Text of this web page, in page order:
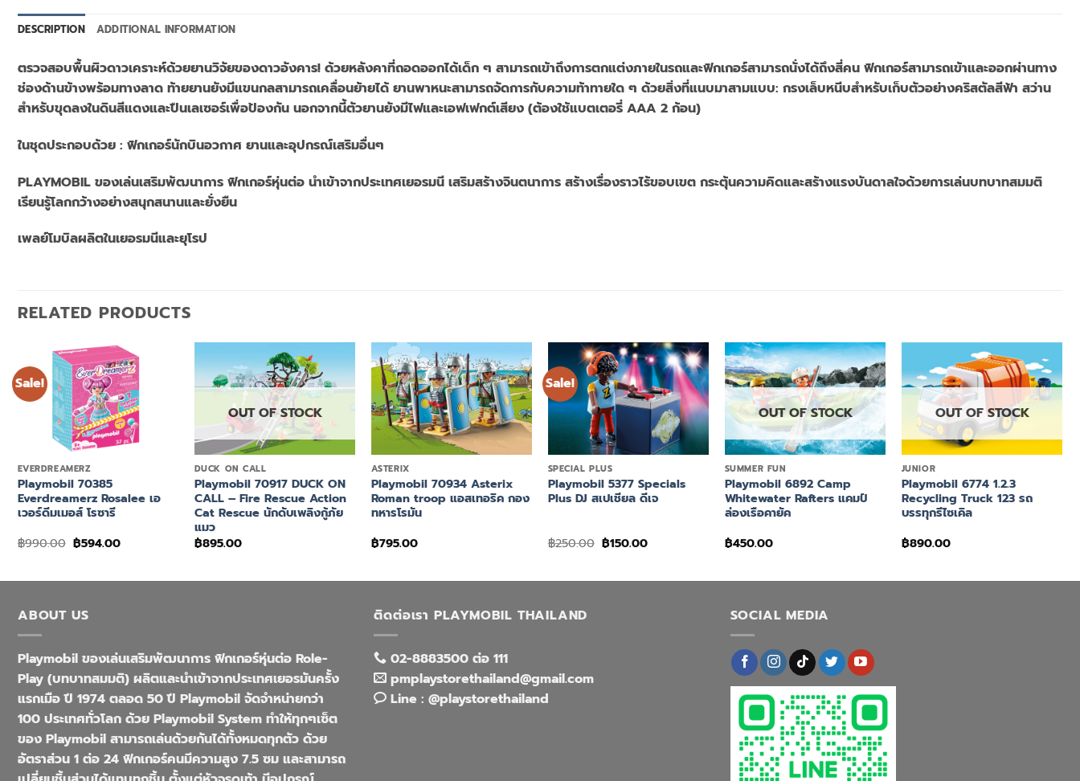
DESCRIPTION ADDITIONAL INFORMATION
ตรวจสอบพื้นผิวดาวเคราะห์ด้วยยานวิจัยของดาวอังคาร! ด้วยหลังคาที่ถอดออกได้เด็ก ๆ สามารถเข้าถึงการตกแต่งภายในรถและฟิกเกอร์สามารถนั่งได้ถึงสี่คน ฟิกเกอร์สามารถเข้าและออกผ่านทาง
ช่องด้านข้างพร้อมทางลาด ท้ายยานยังมีแขนกลสามารถเคลื่อนย้ายได้ ยานพาหนะสามารถจัดการกับความท้าทายใด ๆ ด้วยสิ่งที่แนบมาสามแบบ: กรงเล็บหนีบสำหรับเก็บตัวอย่างคริสตัลสีฟ้า สว่าน
สำหรับขุดลงในดินสีแดงและปืนเลเซอร์เพื่อป้องกัน นอกจากนี้ตัวยานยังมีไฟและเอฟเฟกต์เสียง (ต้องใช้แบตเตอรี่ AAA 2 ก้อน)
ในชุดประกอบด้วย : ฟิกเกอร์นักบินอวกาศ ยานและอุปกรณ์เสริมอื่นๆ
PLAYMOBIL ของเล่นเสริมพัฒนาการ ฟิกเกอร์หุ่นต่อ นำเข้าจากประเทศเยอรมนี เสริมสร้างจินตนาการ สร้างเรื่องราวไร้ขอบเขต กระตุ้นความคิดและสร้างแรงบันดาลใจด้วยการเล่นบทบาทสมมติ
เรียนรู้โลกกว้างอย่างสนุกสนานและยั่งยืน
เพลย์โมบิลผลิตในเยอรมนีและยุโรป
RELATED PRODUCTS
Sale!
EVERDREAMERZ
Playmobil 70385
Everdreamerz Rosalee เอ
เวอร์ดีมเมอส์ โรซารี
฿990.00 Original
price
฿594.00Current
+
OUT OF STOCK
DUCK ON CALL
Playmobil 70917 DUCK ON
CALL – Fire Rescue Action
Cat Rescue นักดับเพลิงกู้ภัย
แมว
฿895.00
ASTERIX
Playmobil 70934 Asterix
Roman troop แอสเทอริค กอง
ทหารโรมัน
฿795.00
Sale!
SPECIAL PLUS
Playmobil 5377 Specials
Plus DJ สเปเชียล ดีเจ
฿250.00 Original
price
฿150.00Current
+
OUT OF STOCK
SUMMER FUN
Playmobil 6892 Camp
Whitewater Rafters แคมป์
ล่องเรือคายัค
฿450.00
+
OUT OF STOCK
JUNIOR
Playmobil 6774 1.2.3
Recycling Truck 123 รถ
บรรทุกรีไซเคิล
฿890.00
ABOUT US
Playmobil ของเล่นเสริมพัฒนาการ ฟิกเกอร์หุ่นต่อ Role-
Play (บทบาทสมมติ) ผลิตและนำเข้าจากประเทศเยอรมันครั้ง
แรกเมือ ปี 1974 ตลอด 50 ปี Playmobil จัดจำหน่ายกว่า
100 ประเทศทั่วโลก ด้วย Playmobil System ทำให้ทุกๆเซ็ต
ของ Playmobil สามารถเล่นด้วยกันได้ทั้งหมดทุกตัว ด้วย
อัตราส่วน 1 ต่อ 24 ฟิกเกอร์คนมีความสูง 7.5 ซม และสามารถ
ติดต่อเรา PLAYMOBIL THAILAND
02-8883500 ต่อ 111
pmplaystorethailand@gmail.com
Line : @playstorethailand
SOCIAL MEDIA